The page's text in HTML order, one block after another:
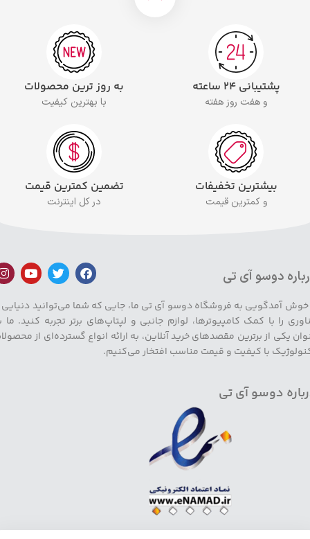
پشتیبانی ۲۴ ساعته
و هفت روز هفته
به روز ترین محصولات
با بهترین کیفیت
بیشترین تخفیفات
و کمترین قیمت
تضمین کمترین قیمت
در کل اینترنت
دوسو آی تی
خوش آمدگویی به فروشگاه دوسو آی تی ما، جایی که شما می‌توانید دنیایی
را با کمک کامپیوترها، لوازم جانبی و لپتاپ‌های برتر تجربه کنید. ما
یکی از برترین مقصدهای خرید آنلاین، به ارائه انواع گسترده‌ای از
با کیفیت و قیمت مناسب افتخار می‌کنیم.
دوسو آی تی